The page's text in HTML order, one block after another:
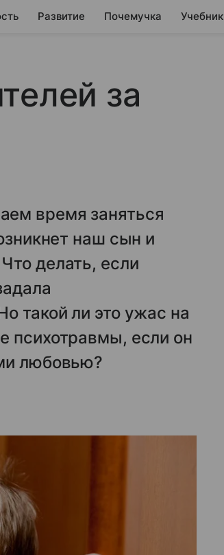
Развитие Почемучка Учебник
за
время заняться
наш сын и
делать, если
такой ли это ужас на
психотравмы, если он
любовью?